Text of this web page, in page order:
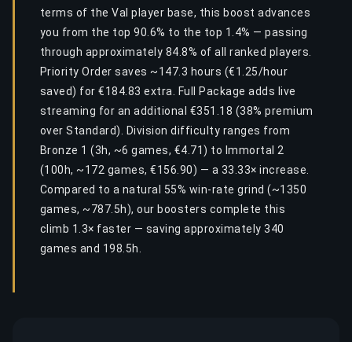
terms of the Val player base, this boost advances
you from the top 90.6% to the top 1.4% — passing
through approximately 84.8% of all ranked players.
Priority Order saves ~147.3 hours (€1.25/hour
saved) for €184.83 extra. Full Package adds live
streaming for an additional €351.18 (38% premium
over Standard). Division difficulty ranges from
Bronze 1 (3h, ~6 games, €4.71) to Immortal 2
(100h, ~172 games, €156.90) — a 33.33× increase.
Compared to a natural 55% win-rate grind (~1350
games, ~787.5h), our boosters complete this
climb 1.3× faster — saving approximately 340
games and 198.5h.